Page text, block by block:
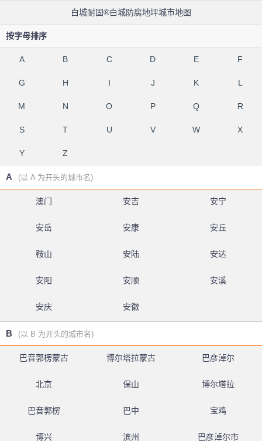
白城耐固®白城防腐地坪城市地图
按字母排序
A B C D E F
G H I J K L
M N O P Q R
S T U V W X
Y Z
A (以 A 为开头的城市名)
澳门 安吉 安宁
安岳 安康 安丘
鞍山 安陆 安达
安阳 安顺 安溪
安庆 安徽
B (以 B 为开头的城市名)
巴音郭楞蒙古 博尔塔拉蒙古 巴彦淖尔
北京 保山 博尔塔拉
巴音郭楞 巴中 宝鸡
博兴 滨州 巴彦淖尔市